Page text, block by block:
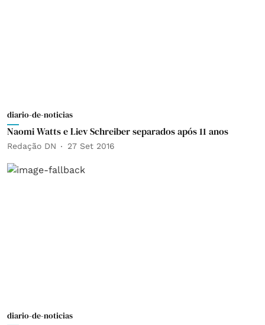
diario-de-noticias
Naomi Watts e Liev Schreiber separados após 11 anos
Redação DN 27 Set 2016
diario-de-noticias